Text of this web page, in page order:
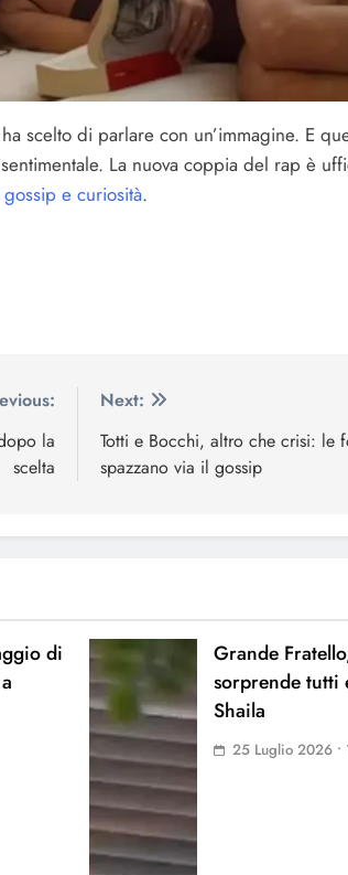
scelto di parlare con un’immagine. E
La nuova coppia del rap è
gossip e curiosità.
la
scelta
Next:
Totti e Bocchi, altro che crisi: le
spazzano via il gossip
di
Grande
sorprende tutti
Shaila
25 Luglio 2026 •